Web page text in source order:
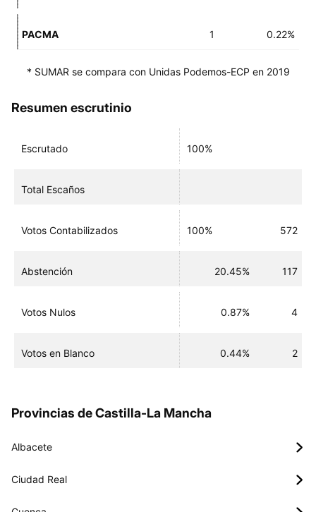
PACMA 1 0.22%
* SUMAR se compara con Unidas Podemos-ECP en 2019
Resumen escrutinio
Escrutado 100%
Total Escaños
Votos Contabilizados 100% 572
Abstención 20.45% 117
Votos Nulos 0.87% 4
Votos en Blanco 0.44% 2
Provincias de Castilla-La Mancha
Albacete
Ciudad Real